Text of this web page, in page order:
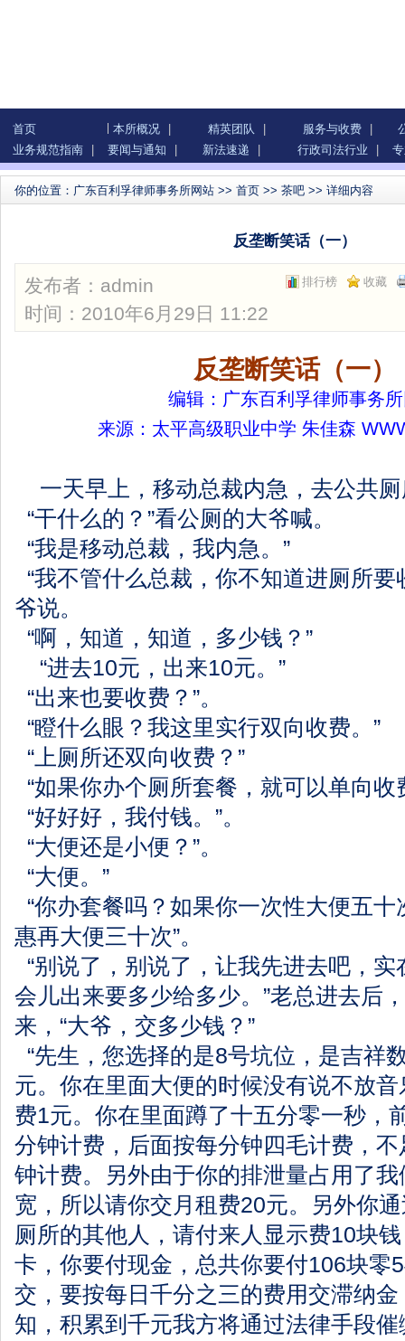
首页 本所概况 精英团队 服务与收费
业务规范指南
要闻与通知 新法速递 行政司法行业
你的位置： 广东百利孚律师事务所网站 >> 首页 >> 茶吧 >> 详细内容
反垄断笑话（一）
排行榜 收藏
发布者： admin
时间：2010年6月29日 11:22
反垄断笑话（一）
编辑：广东百利孚律师事务
来源：太平高级职业中学 朱佳森
一天早上，移动总裁内急，去公共
“干什么的？”看公厕的大爷喊。
“我是移动总裁，我内急。”
“我不管什么总裁，你不知道进厕所要
爷说。
“啊，知道，知道，多少钱？”
“进去10元，出来10元。”
“出来也要收费？”。
“瞪什么眼？我这里实行双向收费。”
“上厕所还双向收费？”
“如果你办个厕所套餐，就可以单向收
“好好好，我付钱。”。
“大便还是小便？”。
“大便。”
“你办套餐吗？如果你一次性大便五
惠再大便三十次”。
“别说了，别说了，让我先进去吧，
会儿出来要多少给多少。”老总进去后
来，“大爷，交多少钱？”
“先生，您选择的是8号坑位，是吉祥
元。你在里面大便的时候没有说不放
费1元。你在里面蹲了十五分零一秒，
分钟计费，后面按每分钟四毛计费，
钟计费。另外由于你的排泄量占用了
宽，所以请你交月租费20元。另外你
厕所的其他人，请付来人显示费10块
卡，你要付现金，总共你要付106块零
交，要按每日千分之三的费用交滞纳
知，积累到千元我方将通过法律手段